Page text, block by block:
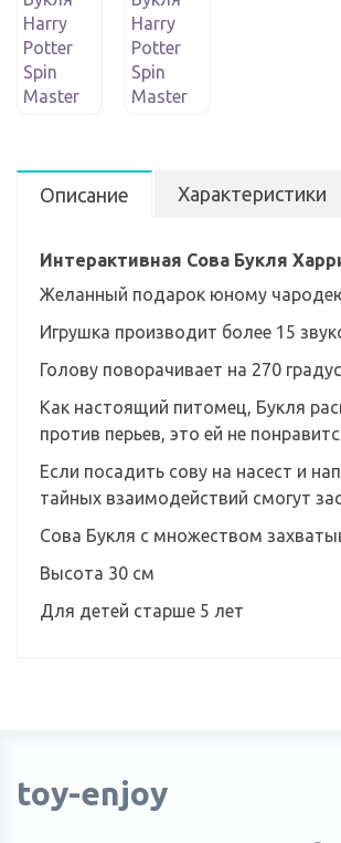
Описание Характеристики
Интерактивная Сова Букля
Желанный подарок юному
Игрушка производит более 15
Голову поворачивает на 270
Как настоящий питомец, Букля
против перьев, это ей не
Если посадить сову на насест и
тайных взаимодействий смогут
Сова Букля с множеством
Высота 30 см
Для детей старше 5 лет
toy-enjoy